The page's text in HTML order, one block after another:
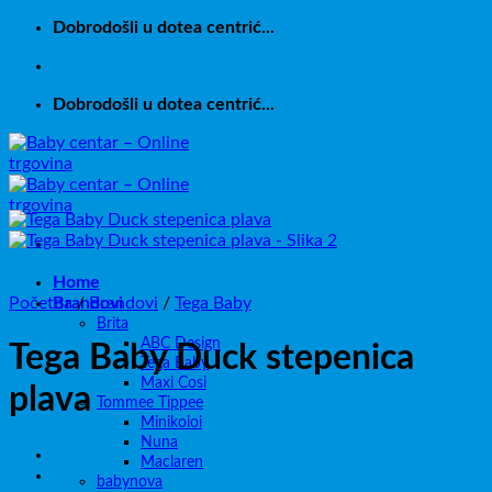
Skip
content
Dobrodošli u dotea centrić...
Dobrodošli u dotea centrić...
Home
Brandovi
Brita
ABC Design
Tega Baby
Maxi Cosi
Tommee Tippee
Minikoioi
Nuna
Maclaren
babynova
Početna / Brandovi / Tega Baby
Tega Baby Duck stepenica
plava